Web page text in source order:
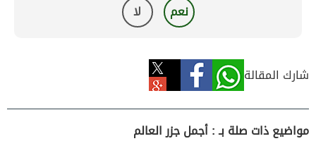
نعم لا
شارك المقالة
مواضيع ذات صلة بـ : أجمل جزر العالم